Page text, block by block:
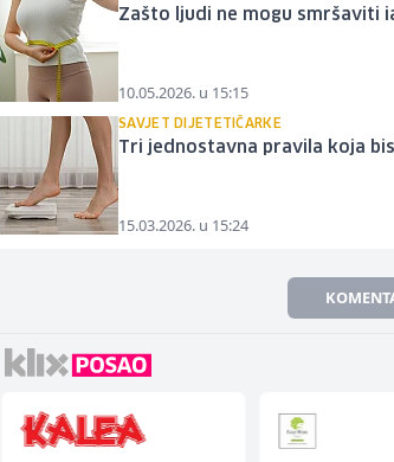
Zašto ljudi ne mogu smršaviti
10.05.2026. u 15:15
SAVJET DIJETETIČARKE
Tri jednostavna pravila koja
15.03.2026. u 15:24